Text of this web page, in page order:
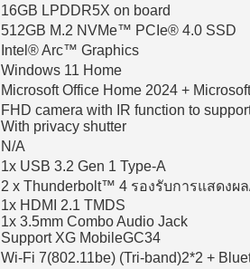
16GB LPDDR5X on board
512GB M.2 NVMe™ PCIe® 4.0 SSD
Intel® Arc™ Graphics
Windows 11 Home
Microsoft Office Home 2024 +
FHD camera with IR function to
With privacy shutter
N/A
1x USB 3.2 Gen 1 Type-A
2 x Thunderbolt™ 4 รองรับการแสดงผ
1x HDMI 2.1 TMDS
1x 3.5mm Combo Audio Jack
Support XG MobileGC34
Wi-Fi 7(802.11be) (Tri-band)2*2 +